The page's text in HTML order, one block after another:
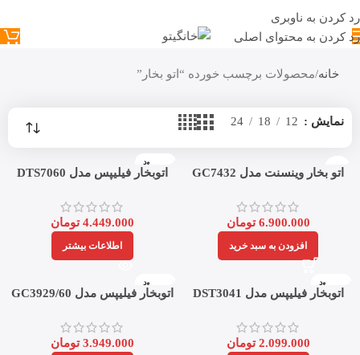
رد کردن به ناوبری
رد کردن به محتوای اصلی
خانه محصولات برچسب خورده “اتو بخار”
نمایش 12
18
24
اتو بخار وینسنت مدل GC7432
6.900.000 تومان
افزودن به سبد خرید
ناموجود
اتوبخار فیلیپس مدل DTS7060
4.449.000 تومان
اطلاعات بیشتر
ناموجود
اتوبخار فیلیپس مدل DST3041
2.099.000 تومان
ناموجود
اتوبخار فیلیپس مدل GC3929/60
3.949.000 تومان